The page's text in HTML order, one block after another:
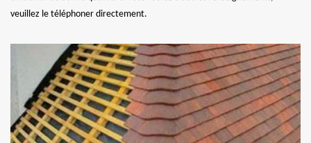
veuillez le téléphoner directement.